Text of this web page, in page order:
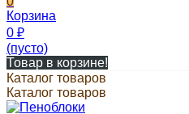
Корзина
0 ₽
(пусто)
Товар в корзине!
Каталог товаров
Каталог товаров